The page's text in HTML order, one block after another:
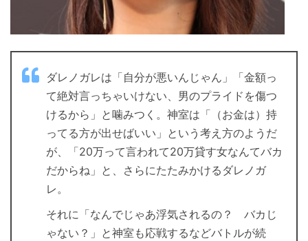
ダレノガレは「自分が悪いんじゃん」「金額っ
て絶対言っちゃいけない、男のプライドを傷つ
けるから」と噛みつく。神室は「（お金は）持
ってる方が出せばいい」という考え方のようだ
が、「20万って言われて20万貸す女なんてバカ
だからね」と、さらにたたみかけるダレノガ
レ。
それに「なんでじゃあ浮気されるの？ バカじ
ゃない？」と神室も応戦するなどバトルが続